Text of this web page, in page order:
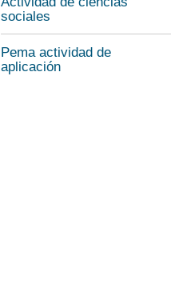
sociales
Pema actividad de
aplicación